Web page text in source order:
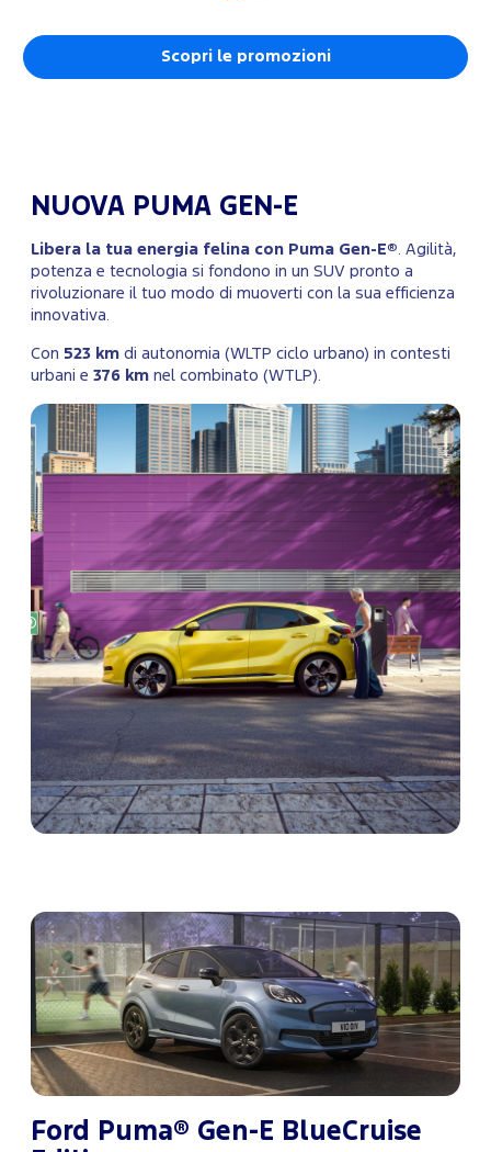
Scopri le promozioni
NUOVA PUMA GEN-E
Libera la tua energia felina con Puma Gen-E® . Agilità,
potenza e tecnologia si fondono in un SUV pronto a
rivoluzionare il tuo modo di muoverti con la sua efficienza
innovativa.
Con 523 km di autonomia (WLTP ciclo urbano) in contesti
urbani e 376 km nel combinato (WTLP).
Ford Puma® Gen-E BlueCruise